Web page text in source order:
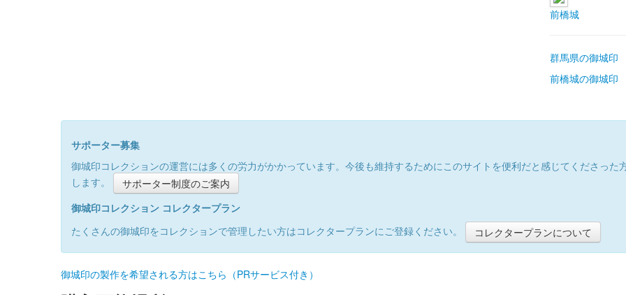
前橋城
群馬県の御城印
前橋城の御城印
サポーター募集
御城印コレクションの運営には多くの労力がかかっています。今後も維持するためにこのサイトを便利だと感じてくださっ
します。
サポーター制度のご案内
御城印コレクション コレクタープラン
たくさんの御城印をコレクションで管理したい方はコレクタープランにご登録ください。
コレクタープランについて
御城印の製作を希望される方はこちら（PRサービス付き）